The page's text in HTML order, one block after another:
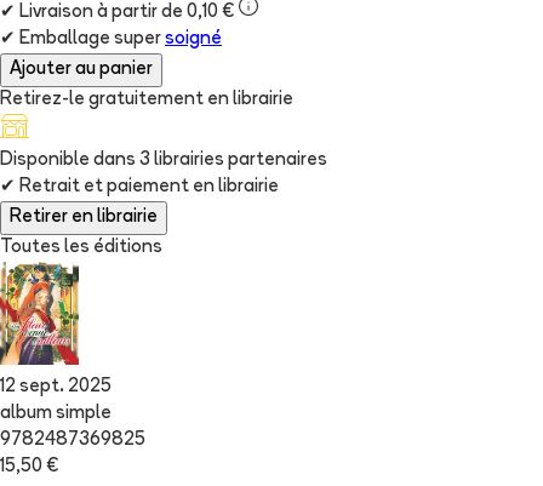
✔ Livraison à partir de 0,10 €
✔ Emballage super soigné
Ajouter au panier
Retirez-le gratuitement en librairie
Disponible dans 3 librairies partenaires
✔ Retrait et paiement en librairie
Retirer en librairie
Toutes les éditions
12 sept. 2025
album simple
9782487369825
15,50 €